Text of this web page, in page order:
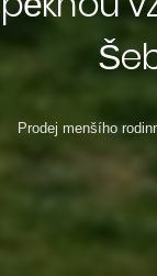
Prodej menšího